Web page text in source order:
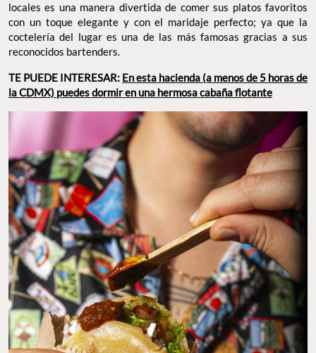
locales es una manera divertida de comer sus platos favoritos
con un toque elegante y con el maridaje perfecto; ya que la
coctelería del lugar es una de las más famosas gracias a sus
reconocidos bartenders.
TE PUEDE INTERESAR: En esta hacienda (a menos de 5 horas de
la CDMX) puedes dormir en una hermosa cabaña flotante